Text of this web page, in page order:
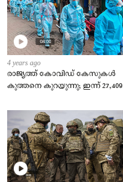
4 years ago
രാജ്യത്ത് കോവിഡ് കേസുകള്‍
കുത്തനെ കുറയുന്നു; ഇന്ന് 27,409